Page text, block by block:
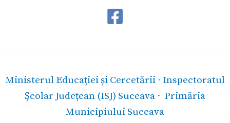
Ministerul Educației și Cercetării· Inspectoratul
Școlar Județean (ISJ) Suceava · Primăria
Municipiului Suceava